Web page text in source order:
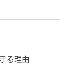
る理由